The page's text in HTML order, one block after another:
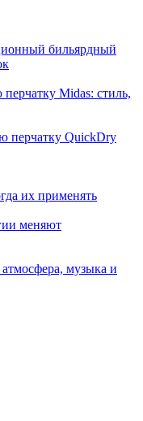
бильярдный
Midas: стиль,
перчатку QuickDry
их применять
меняют
музыка и